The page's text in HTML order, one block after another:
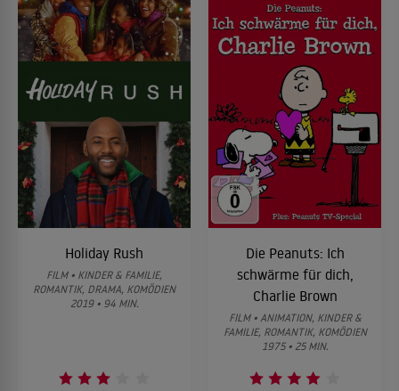
Holiday Rush
FILM • KINDER & FAMILIE,
ROMANTIK, DRAMA, KOMÖDIEN
2019 • 94 MIN.
Die Peanuts: Ich
schwärme für dich,
Charlie Brown
FILM • ANIMATION, KINDER &
FAMILIE, ROMANTIK, KOMÖDIEN
1975 • 25 MIN.